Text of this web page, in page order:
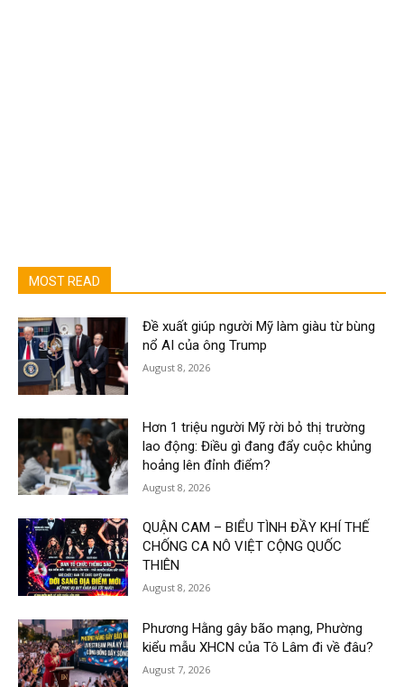
MOST READ
Đề xuất giúp người Mỹ làm giàu từ bùng
nổ AI của ông Trump
August 8, 2026
Hơn 1 triệu người Mỹ rời bỏ thị trường
lao động: Điều gì đang đẩy cuộc khủng
hoảng lên đỉnh điểm?
August 8, 2026
QUẬN CAM – BIỂU TÌNH ĐẦY KHÍ THẾ
CHỐNG CA NÔ VIỆT CỘNG QUỐC
THIÊN
August 8, 2026
Phương Hằng gây bão mạng, Phường
kiểu mẫu XHCN của Tô Lâm đi về đâu?
August 7, 2026